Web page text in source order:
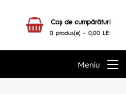
Coş de cumpărături
0 produs(e) - 0,00 LEI
Meniu